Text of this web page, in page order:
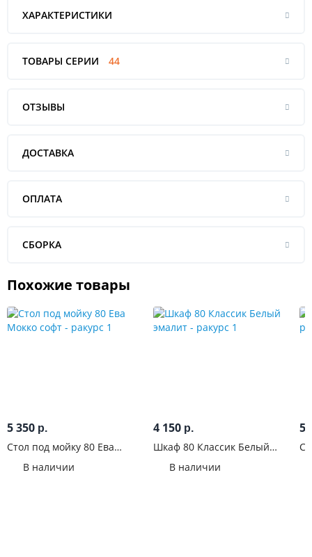
ХАРАКТЕРИСТИКИ
ТОВАРЫ СЕРИИ 44
ОТЗЫВЫ
ДОСТАВКА
ОПЛАТА
СБОРКА
Похожие товары
5 350 р.
Стол под мойку 80 Ева
В наличии
4 150 р.
Шкаф 80 Классик Белый
В наличии
5